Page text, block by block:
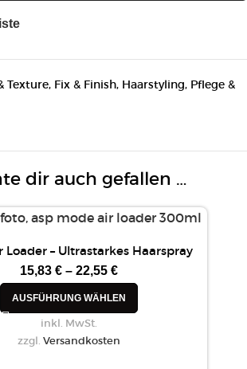
Texture, Fix & Finish, Haarstyling, Pflege &
dir auch gefallen …
Loader – Ultrastarkes Haarspray
15,83 €– 22,55 €
AUSFÜHRUNG WÄHLEN
inkl. MwSt.
zzgl. Versandkosten